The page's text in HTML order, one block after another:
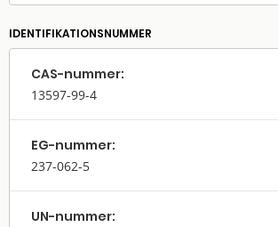
IDENTIFIKATIONSNUMMER
CAS-nummer:
13597-99-4
EG-nummer:
237-062-5
UN-nummer: